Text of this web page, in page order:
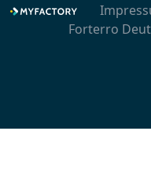
Forterro